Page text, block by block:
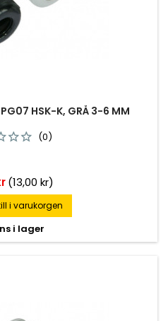
PG07 HSK-K, GRÅ 3-6 MM
(0)
(13,00 kr)
i varukorgen
i lager